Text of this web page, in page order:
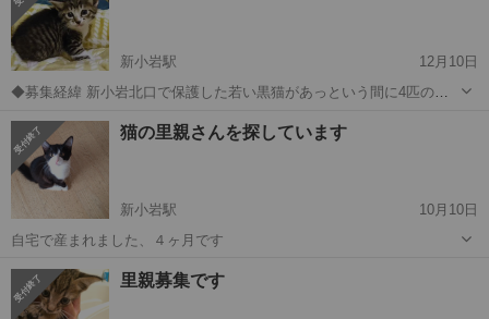
ングを逃してしまい、受胎。家では...
新小岩駅
12月10日
◆募集経緯 新小岩北口で保護した若い黒猫があっという間に4匹の子
す。先月11月8日生まれ、ようやく1か月になり、足元がしっかりして
東京 葛飾区 新小岩駅 猫 生まれたて
猫の里親さんを探しています
新小岩駅
10月10日
自宅で産まれました、４ヶ月です
東京 葛飾区 新小岩駅
里親募集です